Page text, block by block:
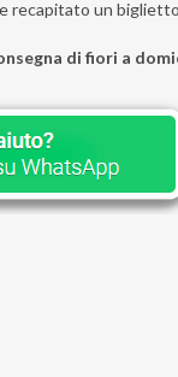
recapitato un
di fiori a